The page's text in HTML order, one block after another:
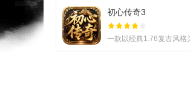
初心传奇3